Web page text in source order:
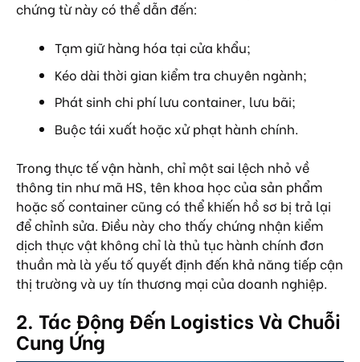
chứng từ này có thể dẫn đến:
Tạm giữ hàng hóa tại cửa khẩu;
Kéo dài thời gian kiểm tra chuyên ngành;
Phát sinh chi phí lưu container, lưu bãi;
Buộc tái xuất hoặc xử phạt hành chính.
Trong thực tế vận hành, chỉ một sai lệch nhỏ về
thông tin như mã HS, tên khoa học của sản phẩm
hoặc số container cũng có thể khiến hồ sơ bị trả lại
để chỉnh sửa. Điều này cho thấy chứng nhận kiểm
dịch thực vật không chỉ là thủ tục hành chính đơn
thuần mà là yếu tố quyết định đến khả năng tiếp cận
thị trường và uy tín thương mại của doanh nghiệp.
2. Tác Động Đến Logistics Và Chuỗi
Cung Ứng